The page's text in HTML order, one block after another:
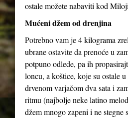
ostale možete nabaviti kod
Mućeni džem od drenjina
Potrebno vam je 4 kilograma
ubrane ostavite da prenoće u
potpuno odlede, pa ih
loncu, a koštice, koje su ostale
drvenom varjačom dva sata i
ritmu (najbolje neke latino
džem mnogo zapeni i ne stegne